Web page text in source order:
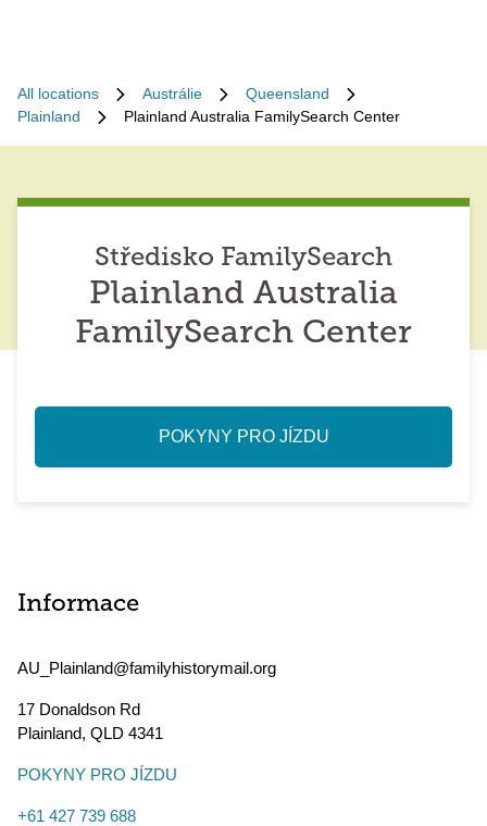
All locations Austrálie
Queensland
Plainland
Plainland Australia FamilySearch Center
Středisko FamilySearch
Plainland Australia
FamilySearch Center
POKYNY PRO JÍZDU
Informace
AU_Plainland@familyhistorymail.org
17 Donaldson Rd
Plainland, QLD 4341
POKYNY PRO JÍZDU
+61 427 739 688